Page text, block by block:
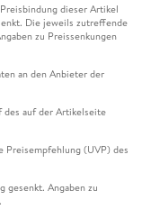
dieser Artikel
Die jeweils zutreffende
zu Preissenkungen
an den Anbieter der
des auf der Artikelseite
(UVP) des
gesenkt. Angaben zu